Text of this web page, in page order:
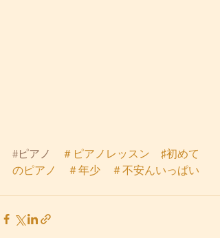
#ピアノ
＃ピアノレッスン　♯初めて
のピアノ　＃年少　＃不安んいっぱい